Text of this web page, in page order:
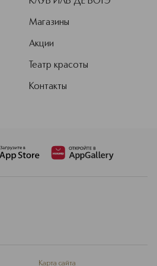
самые популярные ароматы:
культовый Chanel №5 и многие
Магазины
Акции
Театр красоты
Контакты
Карта сайта